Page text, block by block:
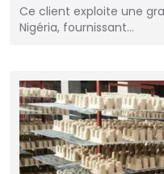
Ce client exploite une
Nigéria, fournissant…